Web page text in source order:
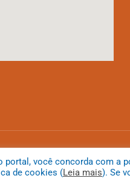
portal, você concorda com a
de cookies (Leia mais). Se